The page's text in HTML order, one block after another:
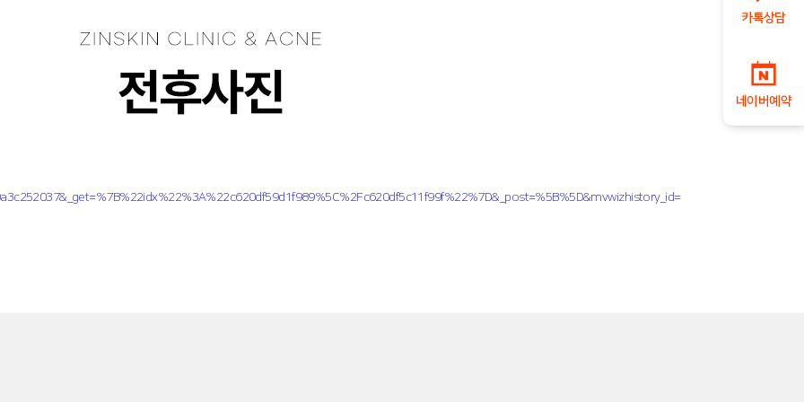
카톡상담
네이버예약